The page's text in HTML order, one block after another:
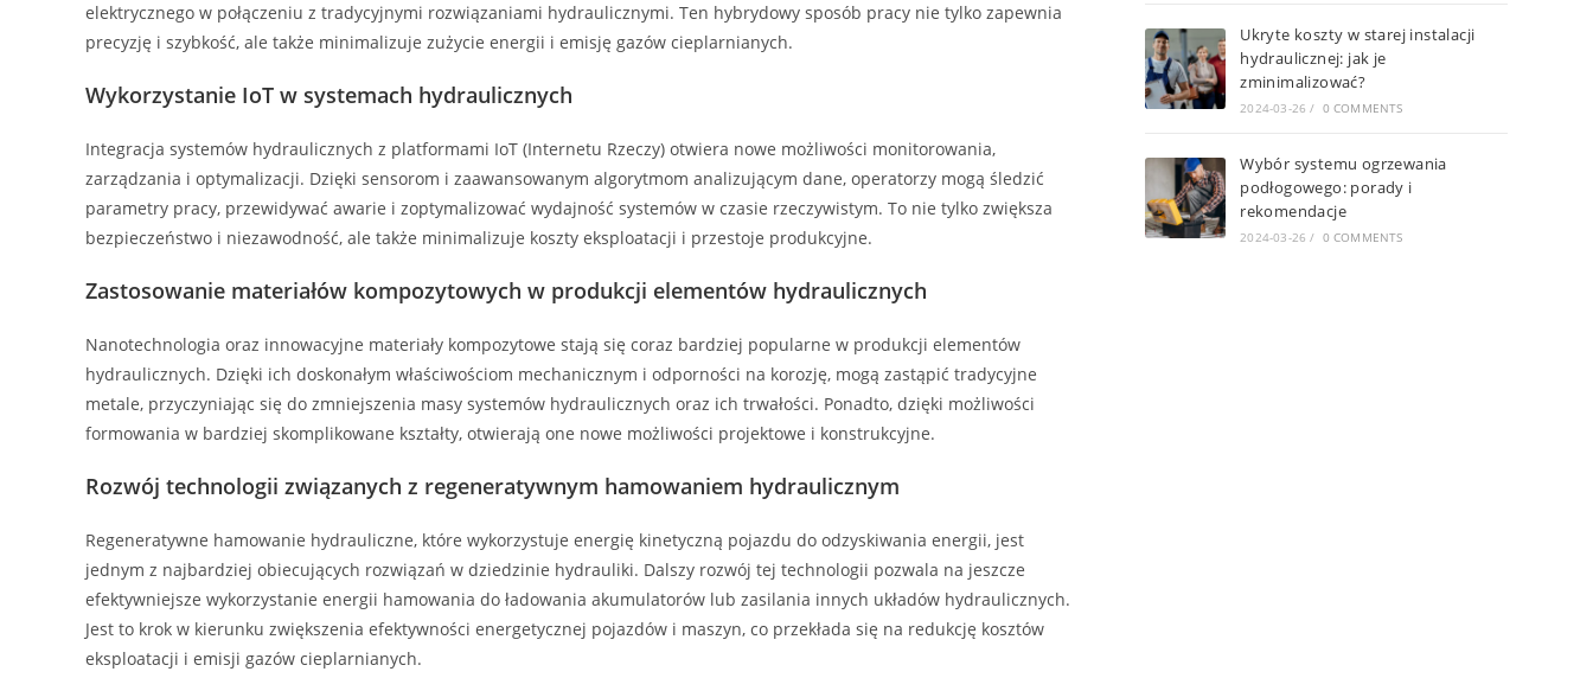
elektrycznego w połączeniu z tradycyjnymi rozwiązaniami hydraulicznymi. Ten hybrydowy sposób pracy nie tylko zapewnia
precyzję i szybkość, ale także minimalizuje zużycie energii i emisję gazów cieplarnianych.
Wykorzystanie IoT w systemach hydraulicznych
Integracja systemów hydraulicznych z platformami IoT (Internetu Rzeczy) otwiera nowe możliwości monitorowania,
zarządzania i optymalizacji. Dzięki sensorom i zaawansowanym algorytmom analizującym dane, operatorzy mogą śledzić
parametry pracy, przewidywać awarie i zoptymalizować wydajność systemów w czasie rzeczywistym. To nie tylko zwiększa
bezpieczeństwo i niezawodność, ale także minimalizuje koszty eksploatacji i przestoje produkcyjne.
Zastosowanie materiałów kompozytowych w produkcji elementów hydraulicznych
Nanotechnologia oraz innowacyjne materiały kompozytowe stają się coraz bardziej popularne w produkcji elementów
hydraulicznych. Dzięki ich doskonałym właściwościom mechanicznym i odporności na korozję, mogą zastąpić tradycyjne
metale, przyczyniając się do zmniejszenia masy systemów hydraulicznych oraz ich trwałości. Ponadto, dzięki możliwości
formowania w bardziej skomplikowane kształty, otwierają one nowe możliwości projektowe i konstrukcyjne.
Rozwój technologii związanych z regeneratywnym hamowaniem hydraulicznym
Regeneratywne hamowanie hydrauliczne, które wykorzystuje energię kinetyczną pojazdu do odzyskiwania energii, jest
jednym z najbardziej obiecujących rozwiązań w dziedzinie hydrauliki. Dalszy rozwój tej technologii pozwala na jeszcze
efektywniejsze wykorzystanie energii hamowania do ładowania akumulatorów lub zasilania innych układów hydraulicznych.
Jest to krok w kierunku zwiększenia efektywności energetycznej pojazdów i maszyn, co przekłada się na redukcję kosztów
eksploatacji i emisji gazów cieplarnianych.
Ukryte koszty w starej instalacji
hydraulicznej: jak je
zminimalizować?
2024-03-26 / 0 COMMENTS
Wybór systemu ogrzewania
podłogowego: porady i
rekomendacje
2024-03-26 / 0 COMMENTS